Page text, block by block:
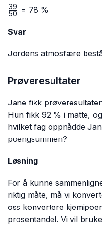
\frac{39}
50
39 = 78 %
Svar
Jordens atmosfære
Prøveresultater
Jane fikk
Hun fikk 92 % i matte,
hvilket fag oppnådde
poengsummen?
Løsning
For å kunne
riktig måte, må vi
oss konvertere
prosentandel. Vi vil